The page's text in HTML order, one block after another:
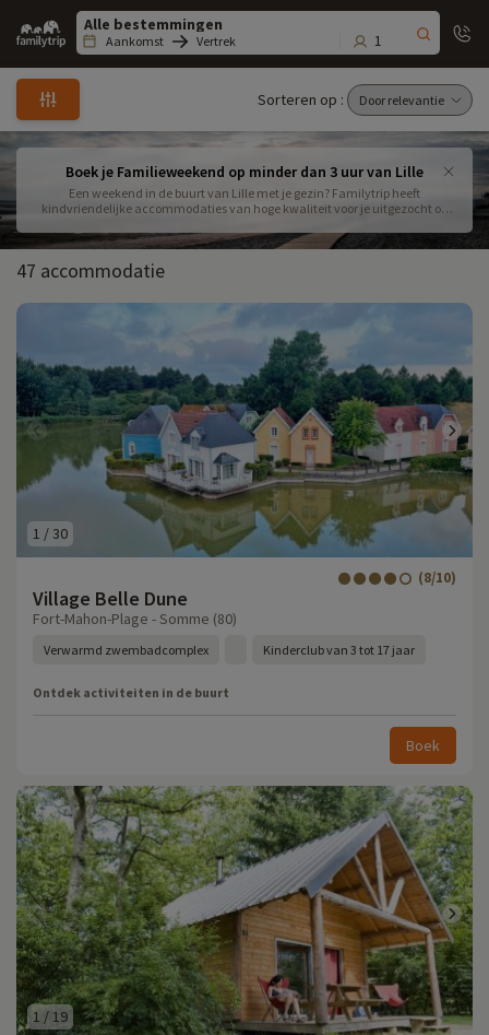
Family
trip
Aankomst Vertrek 1
Sorteren op :
Boek je Familieweekend op minder dan 3 uur van Lille
Een weekend in de buurt van Lille met je gezin? Familytrip heeft
kindvriendelijke accommodaties van hoge kwaliteit voor je uitgezocht op
onvergetelijk familieweekend! Geniet van een 100% ontspannen vakantie in
een etablissement naar keuze in Frankrijk! Als je op zoek bent naar een
verblijf dicht bij de stad, bekijk dan onze prijzen voor een droomweekend.
plannen en te genieten van een moment van ontspanning aan het strand of
midden in de natuur.
47 accommodatie
1 /30
Village Belle Dune
(8/10)
Fort-Mahon-Plage - Somme (80)
Verwarmd zwembadcomplex Kinderclub van 3 tot 17 jaar
Ontdek activiteiten in de buurt
Boek
1 / 19